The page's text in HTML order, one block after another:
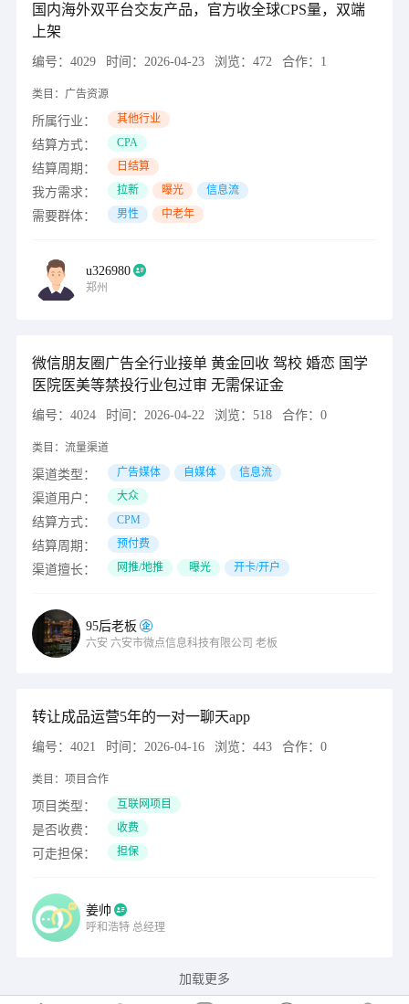
国内海外双平台交友产品，官方收全球CPS量，双端
上架
编号： 4029 时间： 2026-04-23 浏览： 472 合作： 1
类目： 广告资源
所属行业： 其他行业
结算方式： CPA
结算周期： 日结算
我方需求： 拉新 曝光 信息流
需要群体： 男性 中老年
u326980
郑州
微信朋友圈广告全行业接单 黄金回收 驾校 婚恋 国学
医院医美等禁投行业包过审 无需保证金
编号： 4024 时间： 2026-04-22 浏览： 518 合作： 0
类目： 流量渠道
渠道类型： 广告媒体 自媒体 信息流
渠道用户： 大众
结算方式： CPM
结算周期： 预付费
渠道擅长： 网推/地推 曝光 开卡/开户
95后老板
六安 六安市微点信息科技有限公司 老板
转让成品运营5年的一对一聊天app
编号： 4021 时间： 2026-04-16 浏览： 443 合作： 0
类目： 项目合作
项目类型： 互联网项目
是否收费： 收费
可走担保： 担保
姜帅
呼和浩特 总经理
加载更多